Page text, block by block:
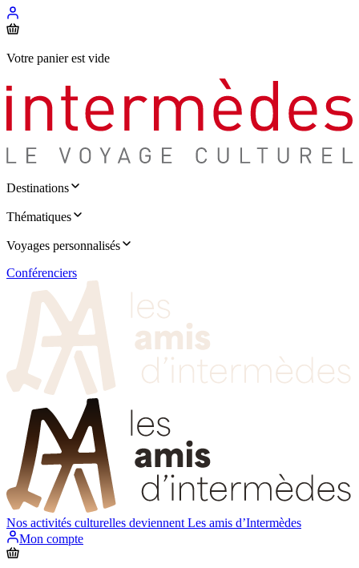
Votre panier est vide
Destinations
Thématiques
Voyages personnalisés
Conférenciers
Nos activités culturelles deviennent Les amis d’Intermèdes
Mon compte